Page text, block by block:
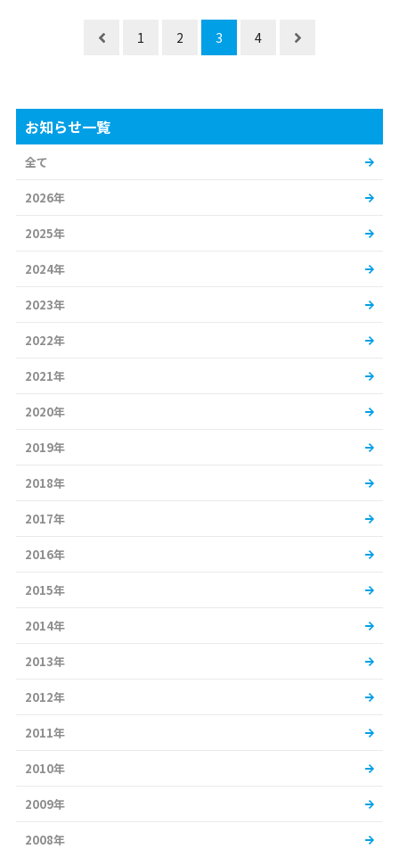
1 2 3 4
お知らせ一覧
全て
2026年
2025年
2024年
2023年
2022年
2021年
2020年
2019年
2018年
2017年
2016年
2015年
2014年
2013年
2012年
2011年
2010年
2009年
2008年